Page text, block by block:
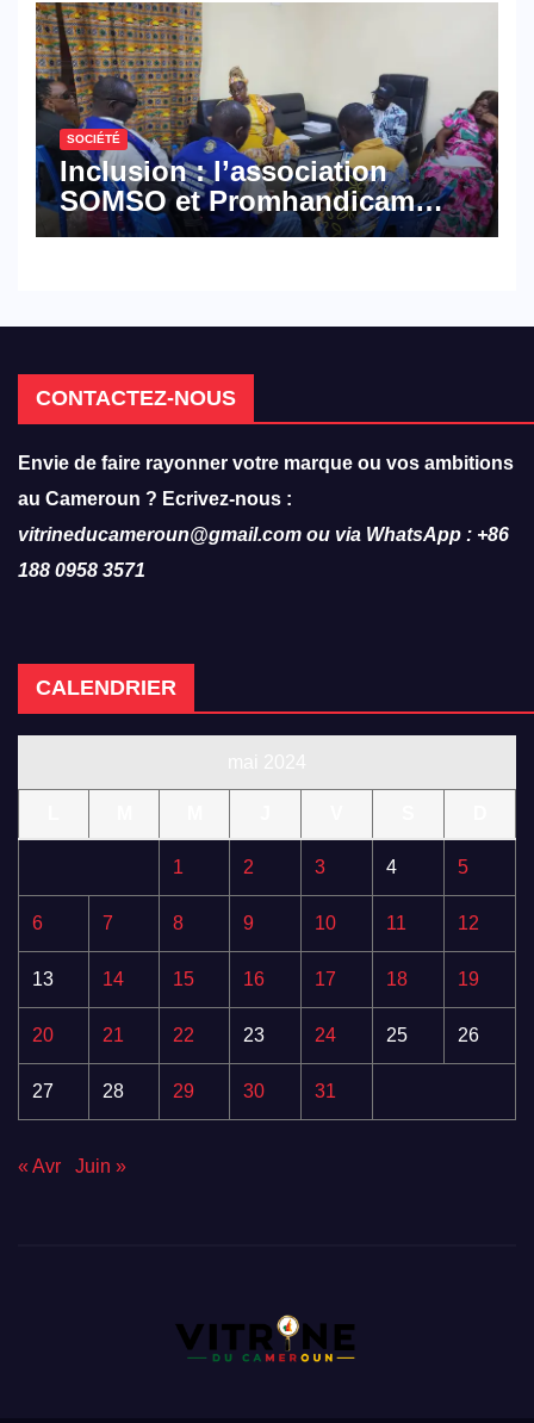
SOCIÉTÉ
Inclusion : l’association
SOMSO et Promhandicam
militent en faveur d’une
CONTACTEZ-NOUS
Envie de faire rayonner votre marque ou vos ambitions
au Cameroun ? Ecrivez-nous :
vitrineducameroun@gmail.com ou via WhatsApp : +86
188 0958 3571
CALENDRIER
1 2 3 4 5
6 7 8 9 10 11 12
13 14 15 16 17 18 19
20 21 22 23 24 25 26
27 28 29 30 31
« Avr Juin »